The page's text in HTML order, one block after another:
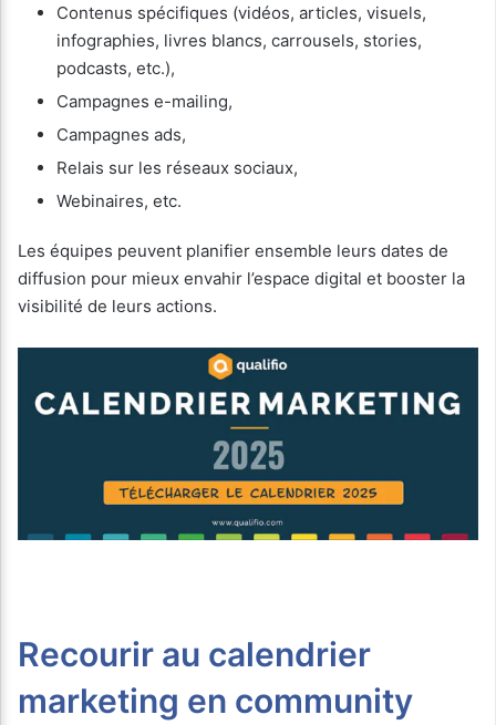
Contenus spécifiques (vidéos, articles, visuels,
infographies, livres blancs, carrousels, stories,
podcasts, etc.),
Campagnes e-mailing,
Campagnes ads,
Relais sur les réseaux sociaux,
Webinaires, etc.
Les équipes peuvent planifier ensemble leurs dates de
diffusion pour mieux envahir l’espace digital et booster la
visibilité de leurs actions.
Recourir au calendrier
marketing en community